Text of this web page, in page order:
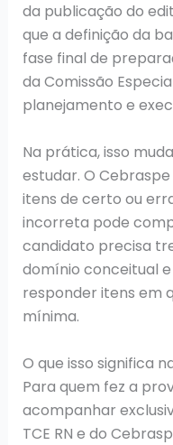
da publicação do
que a definição da
fase final de
da Comissão
planejamento e
Na prática, isso
estudar. O
itens de certo ou
incorreta pode
candidato precisa
domínio conceitual
responder itens em
mínima.
O que isso significa
Para quem fez a
acompanhar
TCE RN e do